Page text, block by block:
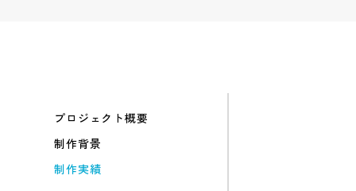
プロジェクト概要
制作背景
制作実績